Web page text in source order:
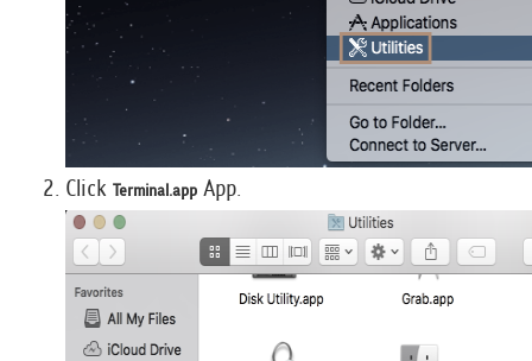
Click Terminal.app App.